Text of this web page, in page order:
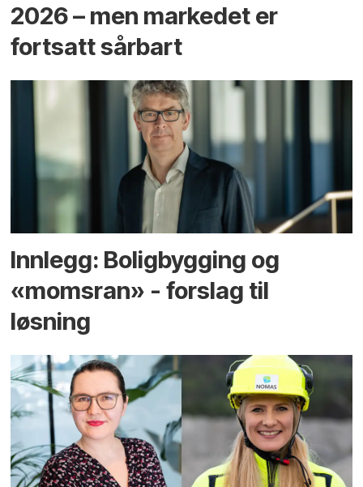
2026 – men markedet er
fortsatt sårbart
Innlegg: Boligbygging og
«momsran» - forslag til
løsning